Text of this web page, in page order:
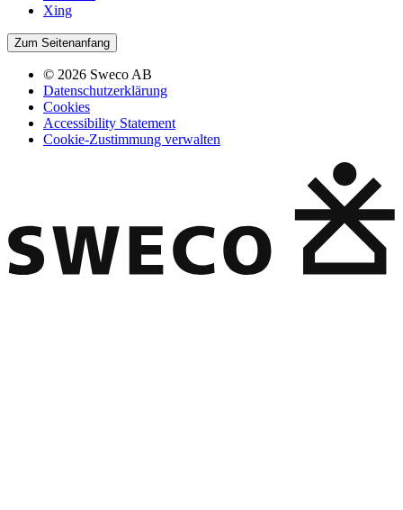
Xing
Zum Seitenanfang
© 2026 Sweco AB
Datenschutzerklärung
Cookies
Accessibility Statement
Cookie-Zustimmung verwalten